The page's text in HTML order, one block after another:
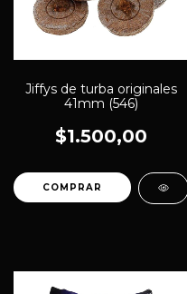
Jiffys de turba originales
41mm (546)
$1.500,00